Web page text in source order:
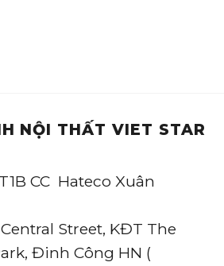
NỘI THẤT VIET STAR
CC Hateco Xuân
Street, KĐT The
Đinh Công HN (